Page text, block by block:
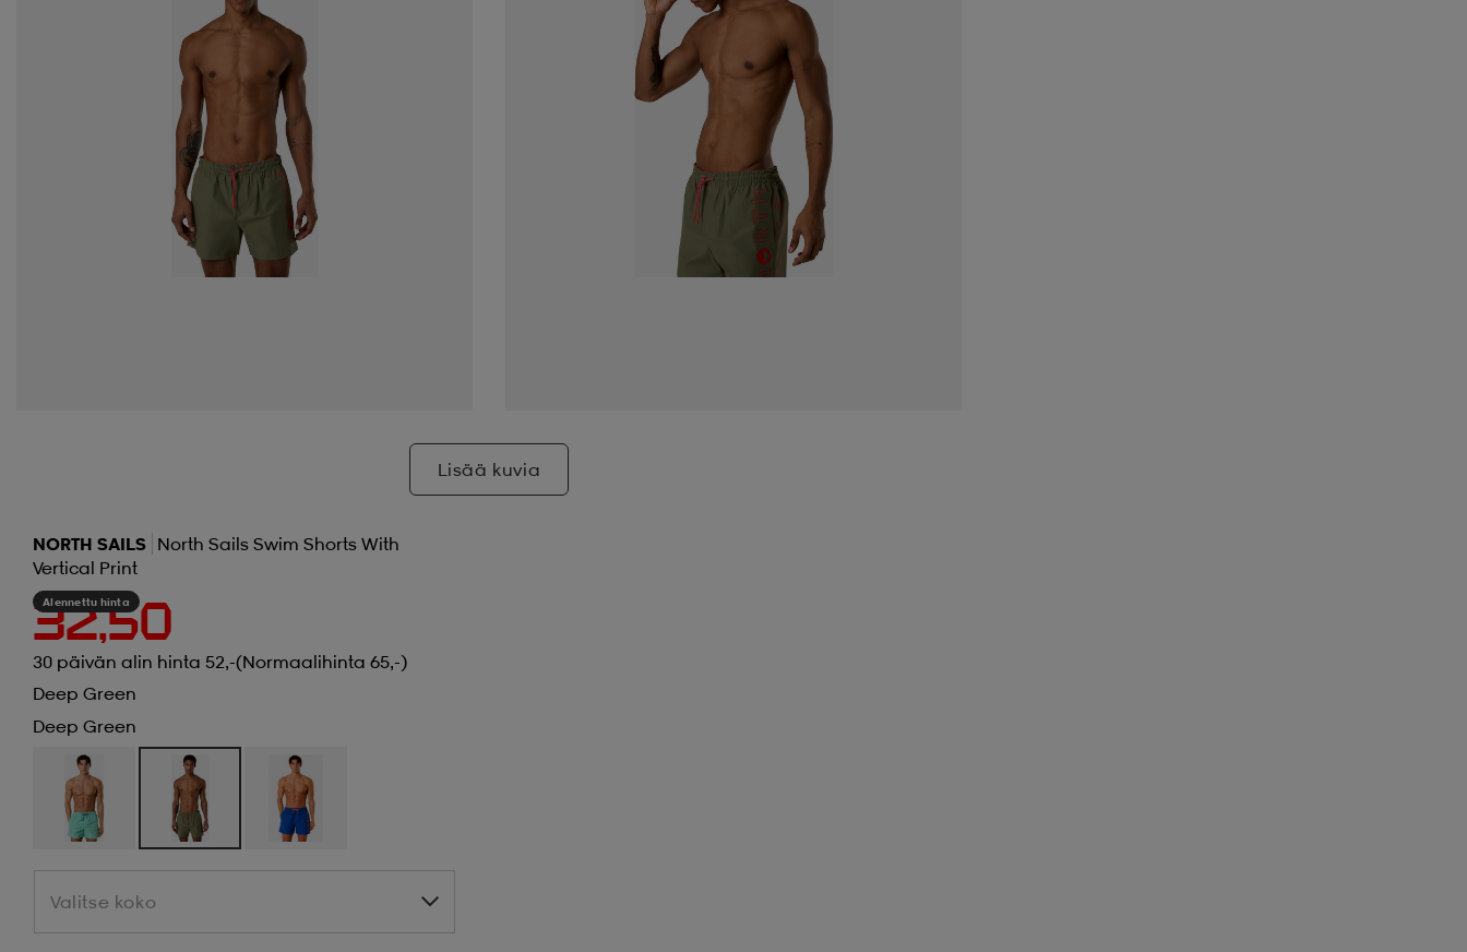
Lisää kuvia
NORTH SAILS North Sails Swim Shorts With
Vertical Print
Alennettu hinta
32,50
30 päivän alin hinta 52,-(Normaalihinta 65,-)
Deep Green
Deep Green
Valitse koko
Valitse koko